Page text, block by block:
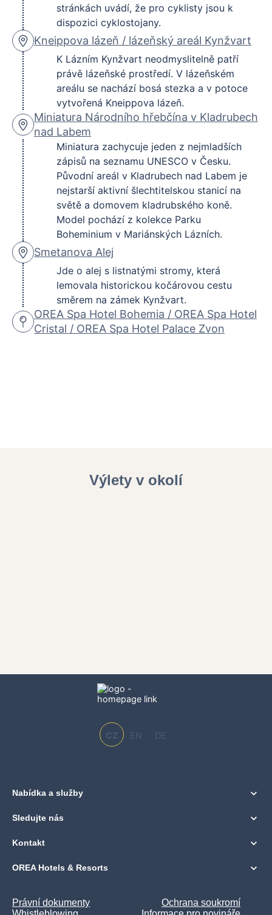
stránkách uvádí, že pro cyklisty jsou k
dispozici cyklostojany.
Kneippova lázeň / lázeňský areál Kynžvart
K Lázním Kynžvart neodmyslitelně patří
právě lázeňské prostředí. V lázeňském
areálu se nachází bosá stezka a v potoce
vytvořená Kneippova lázeň.
Miniatura Národního hřebčína v Kladrubech
nad Labem
Miniatura zachycuje jeden z nejmladších
zápisů na seznamu UNESCO v Česku.
Původní areál v Kladrubech nad Labem je
nejstarší aktivní šlechtitelskou stanicí na
světě a domovem kladrubského koně.
Model pochází z kolekce Parku
Boheminium v Mariánských Lázních.
Smetanova Alej
Jde o alej s listnatými stromy, která
lemovala historickou kočárovou cestu
směrem na zámek Kynžvart.
OREA Spa Hotel Bohemia / OREA Spa Hotel
Cristal / OREA Spa Hotel Palace Zvon
Výlety v okolí
CZ EN DE
Nabídka a služby
Sledujte nás
Kontakt
OREA Hotels & Resorts
Právní dokumenty
Ochrana soukromí